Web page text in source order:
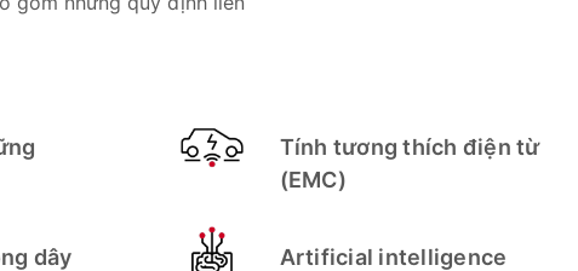
Tính tương thích điện từ
(EMC)
dây Artificial intelligence